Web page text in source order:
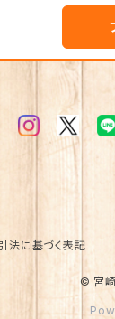
法に基づく表記
© 宮